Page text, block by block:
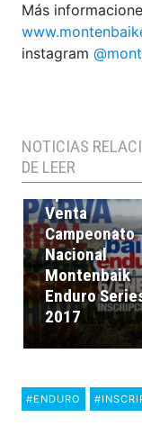
Más
instagram
NOTICIAS
DE LEER
Venta
Campeonato
Nacional
Montenbaik
Enduro
2017
#ENDURO